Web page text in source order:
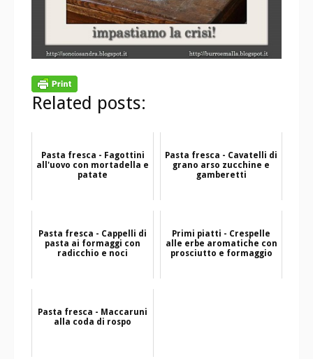
Related posts:
Pasta fresca - Fagottini
all'uovo con mortadella e
patate
Pasta fresca - Cavatelli di
grano arso zucchine e
gamberetti
Pasta fresca - Cappelli di
pasta ai formaggi con
radicchio e noci
Primi piatti - Crespelle
alle erbe aromatiche con
prosciutto e formaggio
Pasta fresca - Maccaruni
alla coda di rospo